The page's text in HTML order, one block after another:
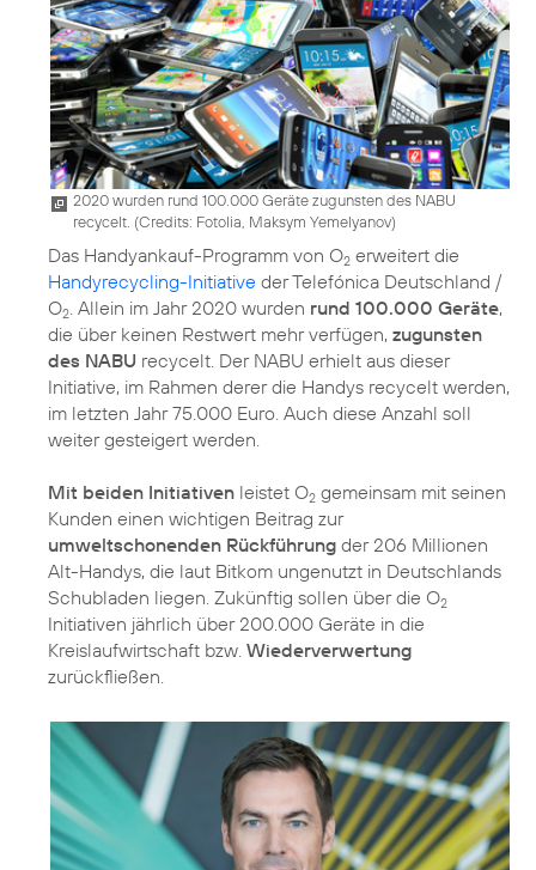
2020 wurden rund 100.000 Geräte zugunsten des NABU
recycelt. (Credits: Fotolia, Maksym Yemelyanov)
Das Handyankauf-Programm von O2 erweitert die
Handyrecycling-Initiative der Telefónica Deutschland /
O2. Allein im Jahr 2020 wurden rund 100.000 Geräte,
die über keinen Restwert mehr verfügen, zugunsten
des NABU recycelt. Der NABU erhielt aus dieser
Initiative, im Rahmen derer die Handys recycelt werden,
im letzten Jahr 75.000 Euro. Auch diese Anzahl soll
weiter gesteigert werden.
Mit beiden Initiativen leistet O2 gemeinsam mit seinen
Kunden einen wichtigen Beitrag zur
umweltschonenden Rückführung der 206 Millionen
Alt-Handys, die laut Bitkom ungenutzt in Deutschlands
Schubladen liegen. Zukünftig sollen über die O2
Initiativen jährlich über 200.000 Geräte in die
Kreislaufwirtschaft bzw. Wiederverwertung
zurückfließen.